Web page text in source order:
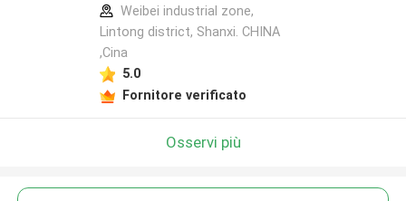
Weibei industrial zone,
Lintong district, Shanxi. CHINA
,Cina
5.0
Fornitore verificato
Osservi più